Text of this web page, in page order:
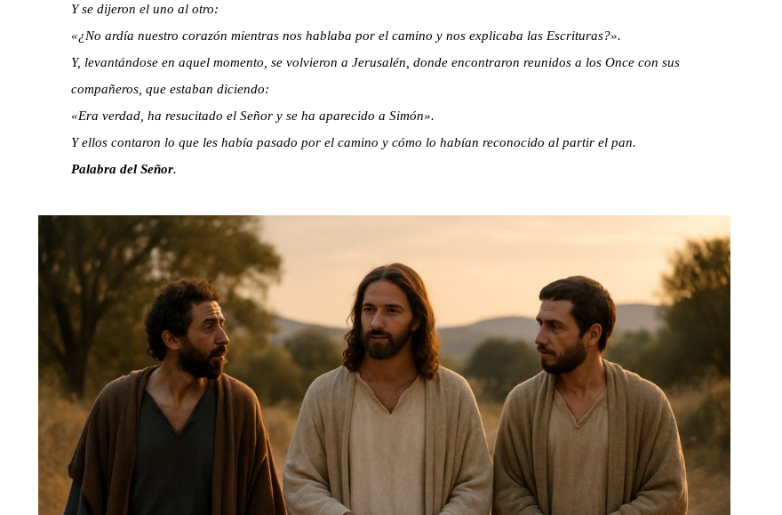
Y se dijeron el uno al otro:
«¿No ardía nuestro corazón mientras nos hablaba por el camino y nos explicaba las Escrituras?».
Y, levantándose en aquel momento, se volvieron a Jerusalén, donde encontraron reunidos a los Once con sus
compañeros, que estaban diciendo:
«Era verdad, ha resucitado el Señor y se ha aparecido a Simón».
Y ellos contaron lo que les había pasado por el camino y cómo lo habían reconocido al partir el pan.
Palabra del Señor.